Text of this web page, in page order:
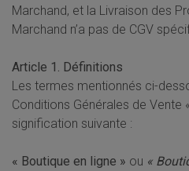
Marchand, et la Livraison des
Marchand n’a pas de CGV
Article 1. Définitions
Les termes mentionnés ci-
Conditions Générales de Vente
signification suivante :
« Boutique en ligne » ou «